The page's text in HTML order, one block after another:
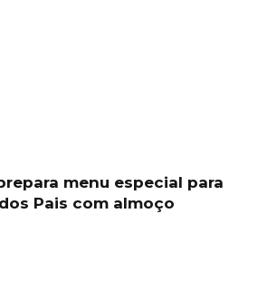
menu especial para
Pais com almoço